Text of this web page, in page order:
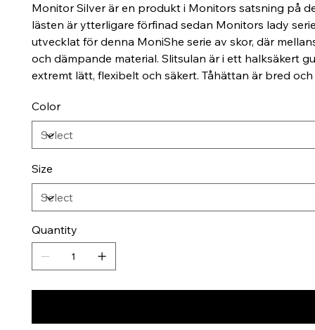
Monitor Silver är en produkt i Monitors satsning på
lästen är ytterligare förfinad sedan Monitors lady
utvecklat för denna MoniShe serie av skor, där
och dämpande material. Slitsulan är i ett halksäkert
extremt lätt, flexibelt och säkert. Tåhättan är bred
Color
Size
Quantity